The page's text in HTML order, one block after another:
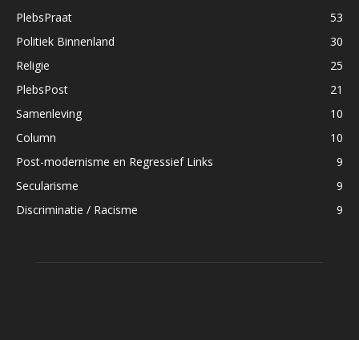
PlebsPraat
53
Politiek Binnenland
30
Religie
25
PlebsPost
21
Samenleving
10
Column
10
Post-modernisme en Regressief Links
9
Secularisme
9
Discriminatie / Racisme
9